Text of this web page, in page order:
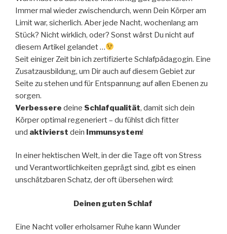
Immer mal wieder zwischendurch, wenn Dein Körper am
Limit war, sicherlich. Aber jede Nacht, wochenlang am
Stück? Nicht wirklich, oder? Sonst wärst Du nicht auf
diesem Artikel gelandet …
Seit einiger Zeit bin ich zertifizierte Schlafpädagogin. Eine
Zusatzausbildung, um Dir auch auf diesem Gebiet zur
Seite zu stehen und für Entspannung auf allen Ebenen zu
sorgen.
Verbessere deine Schlafqualität, damit sich dein
Körper optimal regeneriert – du fühlst dich fitter
und aktivierst dein Immunsystem!
In einer hektischen Welt, in der die Tage oft von Stress
und Verantwortlichkeiten geprägt sind, gibt es einen
unschätzbaren Schatz, der oft übersehen wird:
Deinen guten Schlaf
Eine Nacht voller erholsamer Ruhe kann Wunder